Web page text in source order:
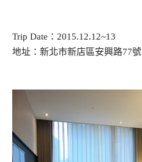
Trip Date：2015.12.12~13
地址：新北市新店區安興路77號